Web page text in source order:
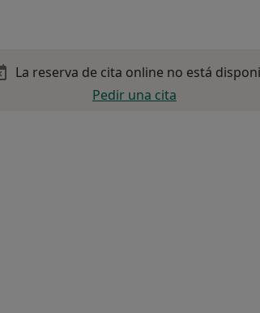
La reserva de cita online no está
Pedir una cita